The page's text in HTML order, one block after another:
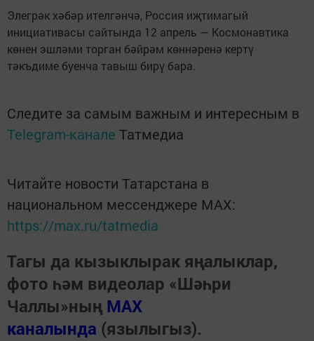
Элегрәк хәбәр ителгәнчә, Россия иҗтимагый
инициативасы сайтында 12 апрель — Космонавтика
көнен эшләми торган бәйрәм көннәренә кертү
тәкъдиме буенча тавыш бирү бара.
Следите за самым важным и интересным в
Telegram-канале Татмедиа
Читайте новости Татарстана в
национальном мессенджере MАХ:
https://max.ru/tatmedia
Тагы да кызыклырак яңалыклар,
фото һәм видеолар «Шәһри
Чаллы»ның MAX
каналында (язылыгыз).